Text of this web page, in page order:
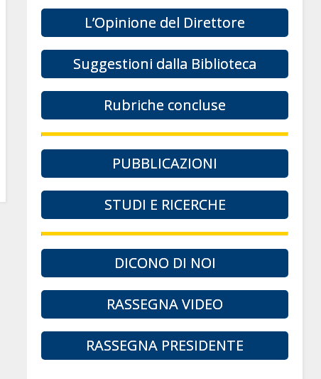
L’Opinione del Direttore
Suggestioni dalla Biblioteca
Rubriche concluse
PUBBLICAZIONI
STUDI E RICERCHE
DICONO DI NOI
RASSEGNA VIDEO
RASSEGNA PRESIDENTE